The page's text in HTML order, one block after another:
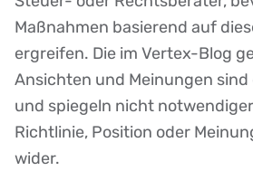
Maßnahmen basierend auf
ergreifen. Die im Vertex-Blog
Ansichten und Meinungen
und spiegeln nicht
Richtlinie, Position oder
wider.